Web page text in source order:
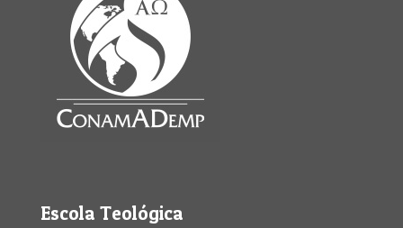
Escola Teológica